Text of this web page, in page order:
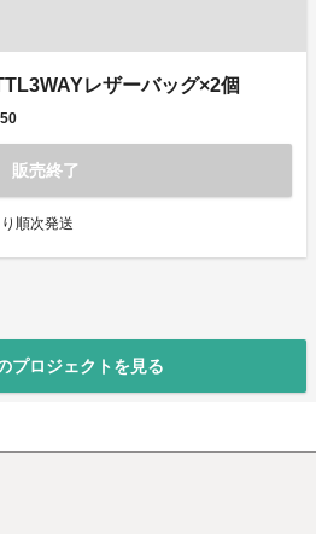
レザーバッグ×2個
50
販売終了
順次発送
プロジェクトを見る